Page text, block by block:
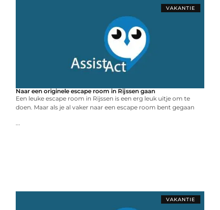
VAKANTIE
Naar een originele escape room in Rijssen gaan
Een leuke escape room in Rijssen is een erg leuk uitje om te
doen. Maar als je al vaker naar een escape room bent gegaan
...
VAKANTIE